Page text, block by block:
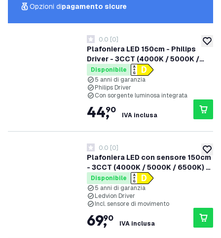
Plafoniera LED 150cm - Philips
Driver - 3CCT (4000K / 5000K /
6500K) - IP66 - Powerswitch (50W
/ 42W / 35W / 28W) - 150 lm/W - 5
anni di garanzia
0 stelle di valutazione
0.0 [0]
Disponibile
5 anni di garanzia
Philips Driver
Con sorgente luminosa integrata
44,
90
IVA inclusa
Plafoniera LED con sensore 150cm
- 3CCT (4000K / 5000K / 6500K) -
IP66 - Powerswitch (50W / 42W /
35W / 28W) - 150 lm/W - Ledvion
Driver - 5 anni di garanzia
0 stelle di valutazione
0.0 [0]
Disponibile
5 anni di garanzia
Ledvion Driver
Incl. sensore di movimento
69,
90
IVA inclusa
Opzioni dipagamento sicure